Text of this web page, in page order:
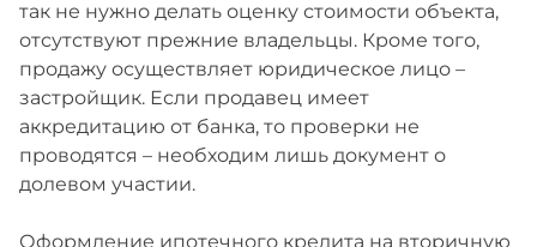
так не нужно делать оценку стоимости объекта,
отсутствуют прежние владельцы. Кроме того,
продажу осуществляет юридическое лицо –
застройщик. Если продавец имеет
аккредитацию от банка, то проверки не
проводятся – необходим лишь документ о
долевом участии.
Оформление ипотечного кредита на вторичную